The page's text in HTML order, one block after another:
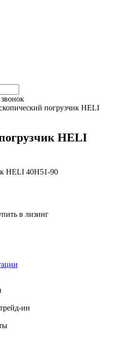
погрузчик HELI
HELI
в лизинг
ин